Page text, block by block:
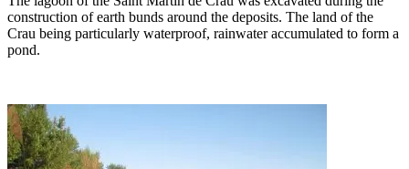
construction of earth bunds around the deposits. The land of the
Crau being particularly waterproof, rainwater accumulated to form a
pond.